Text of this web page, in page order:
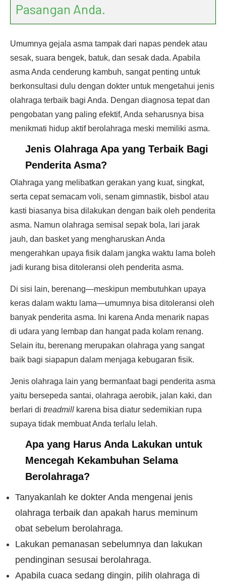
Pasangan Anda.
Umumnya gejala asma tampak dari napas pendek atau
sesak, suara bengek, batuk, dan sesak dada. Apabila
asma Anda cenderung kambuh, sangat penting untuk
berkonsultasi dulu dengan dokter untuk mengetahui jenis
olahraga terbaik bagi Anda. Dengan diagnosa tepat dan
pengobatan yang paling efektif, Anda seharusnya bisa
menikmati hidup aktif berolahraga meski memiliki asma.
Jenis Olahraga Apa yang Terbaik Bagi
Penderita Asma?
Olahraga yang melibatkan gerakan yang kuat, singkat,
serta cepat semacam voli, senam gimnastik, bisbol atau
kasti biasanya bisa dilakukan dengan baik oleh penderita
asma. Namun olahraga semisal sepak bola, lari jarak
jauh, dan basket yang mengharuskan Anda
mengerahkan upaya fisik dalam jangka waktu lama boleh
jadi kurang bisa ditoleransi oleh penderita asma.
Di sisi lain, berenang—meskipun membutuhkan upaya
keras dalam waktu lama—umumnya bisa ditoleransi oleh
banyak penderita asma. Ini karena Anda menarik napas
di udara yang lembap dan hangat pada kolam renang.
Selain itu, berenang merupakan olahraga yang sangat
baik bagi siapapun dalam menjaga kebugaran fisik.
Jenis olahraga lain yang bermanfaat bagi penderita asma
yaitu bersepeda santai, olahraga aerobik, jalan kaki, dan
berlari di treadmill karena bisa diatur sedemikian rupa
supaya tidak membuat Anda terlalu lelah.
Apa yang Harus Anda Lakukan untuk
Mencegah Kekambuhan Selama
Berolahraga?
Tanyakanlah ke dokter Anda mengenai jenis
olahraga terbaik dan apakah harus meminum
obat sebelum berolahraga.
Lakukan pemanasan sebelumnya dan lakukan
pendinginan sesusai berolahraga.
Apabila cuaca sedang dingin, pilih olahraga di